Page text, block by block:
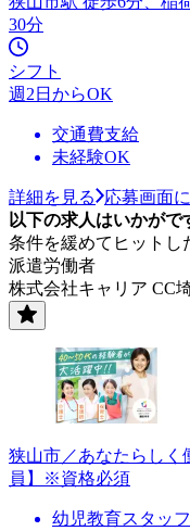
30分
シフト
週2日からOK
交通費支給
未経験OK
詳細を見る
応募画面
以下の求人はいかがで
条件を緩めてヒットし
派遣労働者
株式会社キャリア CC
狭山市／あなたらしく
員】※資格必須
幼児教育スタッフ